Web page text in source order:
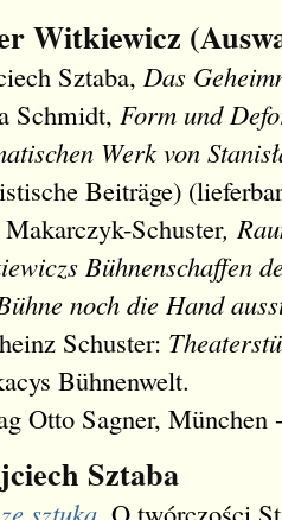
Witkiewicz
Sztaba, Das
Schmidt, Form und
Werk von
Beiträge)
Schuster,
Bühnenschaffen
noch die Hand
Schuster:
Bühnenwelt.
Otto Sagner, München
Sztaba
sztuką. O twórczości